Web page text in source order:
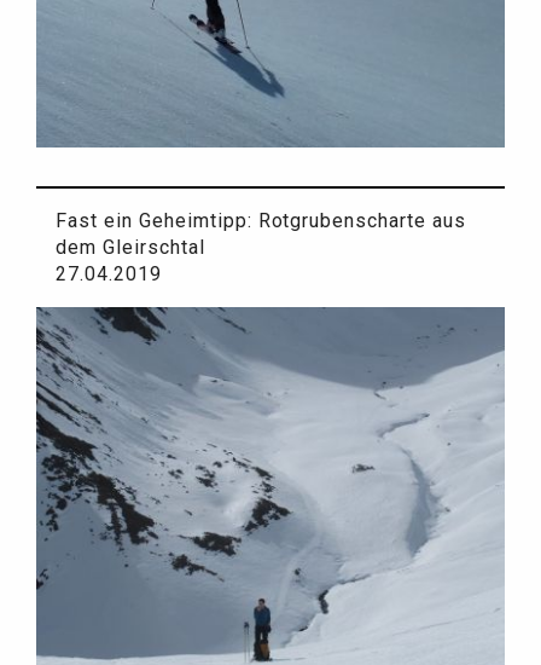
Fast ein Geheimtipp: Rotgrubenscharte aus
dem Gleirschtal
27.04.2019